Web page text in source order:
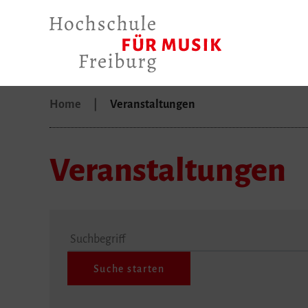
Home Veranstaltungen
Veranstaltungen
Suchbegriff